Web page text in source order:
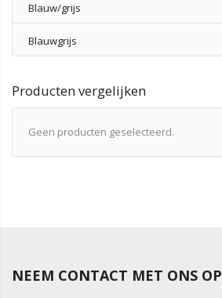
Blauw/grijs
Blauwgrijs
Producten vergelijken
Geen producten geselecteerd.
NEEM CONTACT MET ONS OP